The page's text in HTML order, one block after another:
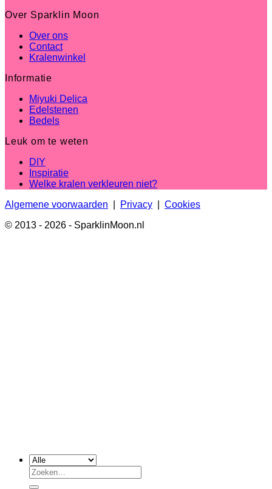
Over Sparklin Moon
Over ons
Contact
Kralenwinkel
Informatie
Miyuki Delica
Edelstenen
Bedels
Leuk om te weten
DIY
Inspiratie
Welke kralen verkleuren niet?
Algemene voorwaarden
Privacy
Cookies
© 2013 - 2026 - SparklinMoon.nl
Zoeken
naar: